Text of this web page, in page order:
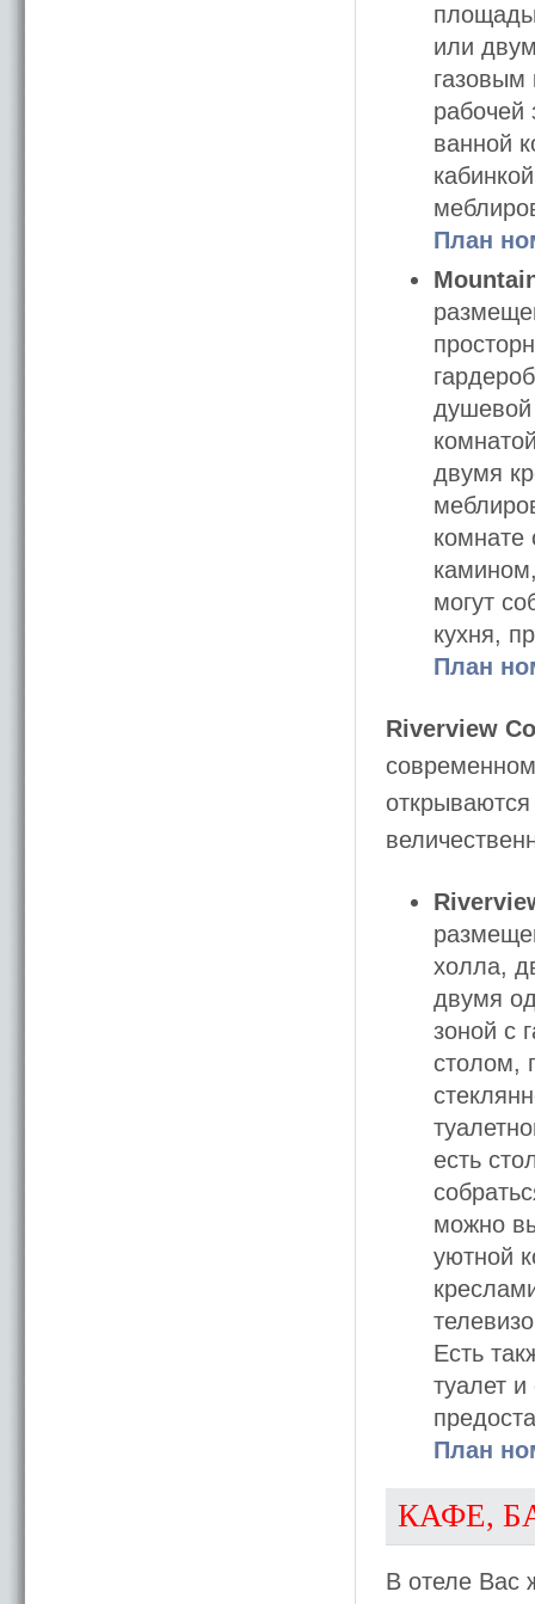
или
рабочей
ванной
План
душевой
двумя
могут
кухня,
План
Riverview
холла,
двумя
зоной с
столом,
есть
можно
уютной
Есть
туалет
План
КАФЕ,
В отеле Вас